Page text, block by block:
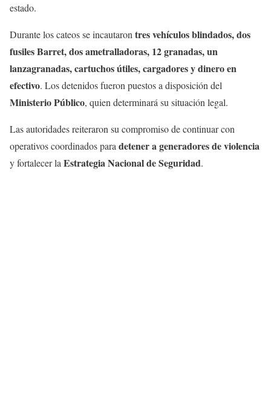
estado.
Durante los cateos se incautaron tres vehículos blindados, dos
fusiles Barret, dos ametralladoras, 12 granadas, un
lanzagranadas, cartuchos útiles, cargadores y dinero en
efectivo. Los detenidos fueron puestos a disposición del
Ministerio Público, quien determinará su situación legal.
Las autoridades reiteraron su compromiso de continuar con
operativos coordinados para detener a generadores de violencia
y fortalecer la Estrategia Nacional de Seguridad.